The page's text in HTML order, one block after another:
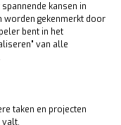
kansen in
worden gekenmerkt door
bent in het
van alle
taken en projecten
valt.